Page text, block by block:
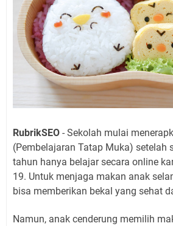
RubrikSEO - Sekolah mulai
(Pembelajaran Tatap Muka) setelah
tahun hanya belajar secara online
19. Untuk menjaga makan anak
bisa memberikan bekal yang sehat
Namun, anak cenderung memilih